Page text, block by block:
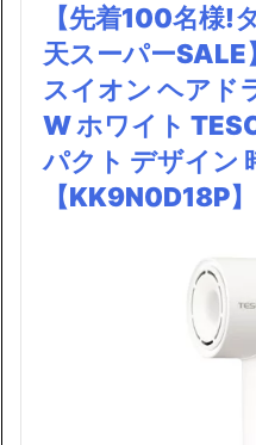
【先着100名様!
天スーパーSALE
スイオン ヘアド
W ホワイト
パクト デザイン
【KK9N0D18P】